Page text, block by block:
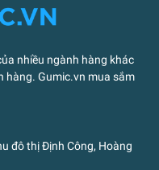
nhiều ngành hàng khác
hàng. Gumic.vn mua sắm
đô thị Định Công, Hoàng